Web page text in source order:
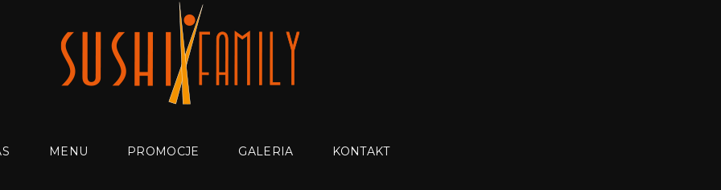
MENU PROMOCJE GALERIA KONTAKT